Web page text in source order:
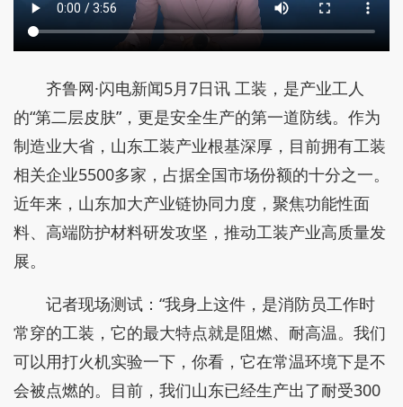
齐鲁网·闪电新闻5月7日讯 工装，是产业工人
的“第二层皮肤”，更是安全生产的第一道防线。作为
制造业大省，山东工装产业根基深厚，目前拥有工装
相关企业5500多家，占据全国市场份额的十分之一。
近年来，山东加大产业链协同力度，聚焦功能性面
料、高端防护材料研发攻坚，推动工装产业高质量发
展。
记者现场测试：“我身上这件，是消防员工作时
常穿的工装，它的最大特点就是阻燃、耐高温。我们
可以用打火机实验一下，你看，它在常温环境下是不
会被点燃的。目前，我们山东已经生产出了耐受300